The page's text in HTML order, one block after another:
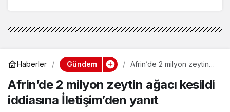
Haberler Gündem
Afrin’de 2 milyon zeytin
İletişim’den yanıt
Afrin’de 2 milyon zeytin ağacı kesildi
iddiasına İletişim’den yanıt